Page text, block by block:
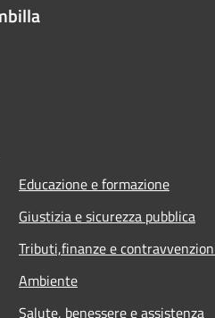
Educazione e formazione
Giustizia e sicurezza pubblica
Tributi,finanze e
Ambiente
Salute, benessere e assistenza